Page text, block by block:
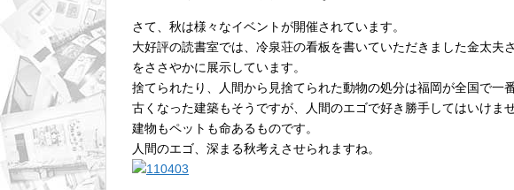
さて、秋は様々なイベントが開催されています。
大好評の読書室では、冷泉荘の看板を書いていただきました金太夫
をささやかに展示しています。
捨てられたり、人間から見捨てられた動物の処分は福岡が全国で一
古くなった建築もそうですが、人間のエゴで好き勝手してはいけませ
建物もペットも命あるものです。
人間のエゴ、深まる秋考えさせられますね。